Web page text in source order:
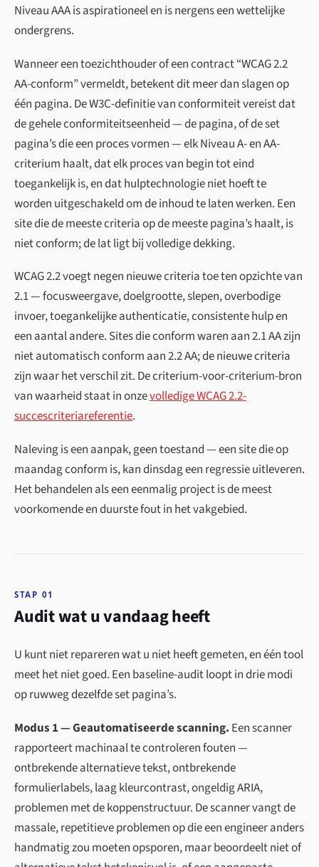
Niveau AAA is aspirationeel en is nergens een wettelijke
ondergrens.
Wanneer een toezichthouder of een contract “WCAG 2.2
AA-conform” vermeldt, betekent dit meer dan slagen op
één pagina. De W3C-definitie van conformiteit vereist dat
de gehele conformiteitseenheid — de pagina, of de set
pagina’s die een proces vormen — elk Niveau A- en AA-
criterium haalt, dat elk proces van begin tot eind
toegankelijk is, en dat hulptechnologie niet hoeft te
worden uitgeschakeld om de inhoud te laten werken. Een
site die de meeste criteria op de meeste pagina’s haalt, is
niet conform; de lat ligt bij volledige dekking.
WCAG 2.2 voegt negen nieuwe criteria toe ten opzichte van
2.1 — focusweergave, doelgrootte, slepen, overbodige
invoer, toegankelijke authenticatie, consistente hulp en
een aantal andere. Sites die conform waren aan 2.1 AA zijn
niet automatisch conform aan 2.2 AA; de nieuwe criteria
zijn waar het verschil zit. De criterium-voor-criterium-bron
van waarheid staat in onzevolledige WCAG 2.2-
succescriteria­referentie.
Naleving is een aanpak, geen toestand — een site die op
maandag conform is, kan dinsdag een regressie uitleveren.
Het behandelen als een eenmalig project is de meest
voorkomende en duurste fout in het vakgebied.
STAP 01
Audit wat u vandaag heeft
U kunt niet repareren wat u niet heeft gemeten, en één tool
meet het niet goed. Een baseline-audit loopt in drie modi
op ruwweg dezelfde set pagina’s.
Modus 1 — Geautomatiseerde scanning. Een scanner
rapporteert machinaal te controleren fouten —
ontbrekende alternatieve tekst, ontbrekende
formulierlabels, laag kleurcontrast, ongeldig ARIA,
problemen met de koppen­structuur. De scanner vangt de
massale, repetitieve problemen op die een engineer anders
handmatig zou moeten opsporen, maar beoordeelt niet of